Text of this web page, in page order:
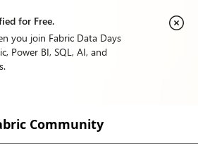
for Free.
you join Fabric Data Days
Power BI, SQL, AI, and
Community